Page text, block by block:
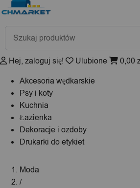
Wyszukiwarka
produktów
Hej, zaloguj się! Ulubione 0,00
Akcesoria wędkarskie
Psy i koty
Kuchnia
Łazienka
Dekoracje i ozdoby
Drukarki do etykiet
Moda
/